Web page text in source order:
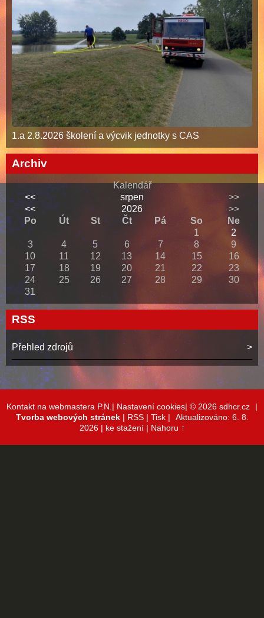
1.a 2.8.2026 školení a výcvik jednotky s CAS
Archiv
Kalendář
<<
srpen
>>
<<
2026
>>
Po
Út St Čt Pá So
Ne
1
2
3
4 5 6 7 8
9
10
11 12 13 14 15
16
17
18 19 20 21 22
23
24
25 26 27 28 29
30
31
RSS
Přehled zdrojů
Kontakt na webmastera P.N.| Nastavení cookies| © 2026 sdhcr.cz
|
Tvorba webových stránek| RSS| Tisk|
Aktualizováno: 6. 8.
2026 | ke stažení | Nahoru ↑